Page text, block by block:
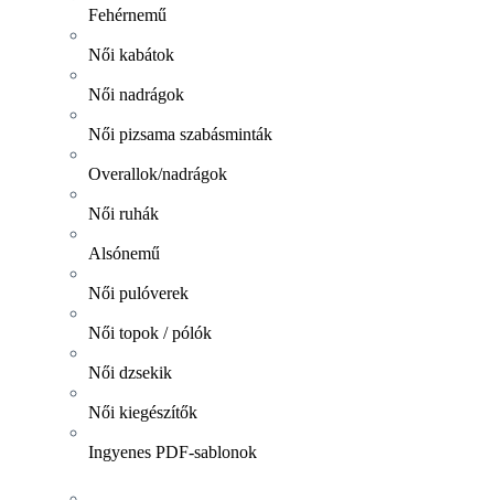
Fehérnemű
Női kabátok
Női nadrágok
Női pizsama szabásminták
Overallok/nadrágok
Női ruhák
Alsónemű
Női pulóverek
Női topok / pólók
Női dzsekik
Női kiegészítők
Ingyenes PDF-sablonok